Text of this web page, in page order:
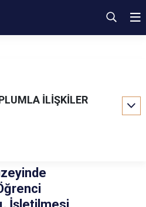
İLİŞKİLER